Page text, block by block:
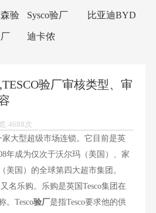
团验厂
Primark验厂
验
Sysco验厂
比亚迪BYD
迪卡侬
验厂审核类型、审
:4688次
大型超级市场连锁。它目前是英
年成为仅次于沃尔玛（美国）、家
美国）的全球第四大超市集团。
名乐购。乐购是英国Tesco集团在
。Tesco验厂是指Tesco要求他的供